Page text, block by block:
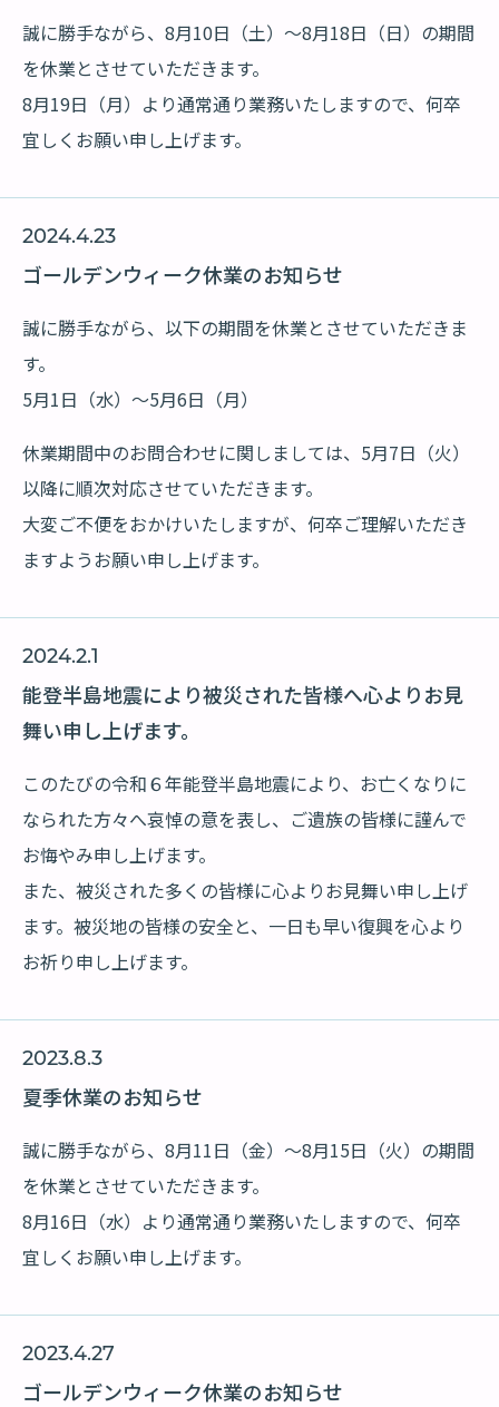
誠に勝手ながら、8月10日（土）～8月18日（日）の期間
を休業とさせていただきます。
8月19日（月）より通常通り業務いたしますので、何卒
宜しくお願い申し上げます。
ゴールデンウィーク休業のお知らせ
2024.4.23
誠に勝手ながら、以下の期間を休業とさせていただきま
す。
5月1日（水）～5月6日（月）
休業期間中のお問合わせに関しましては、5月7日（火）
以降に順次対応させていただきます。
大変ご不便をおかけいたしますが、何卒ご理解いただき
ますようお願い申し上げます。
能登半島地震により被災された皆様へ心よりお見
舞い申し上げます。
2024.2.1
このたびの令和６年能登半島地震により、お亡くなりに
なられた方々へ哀悼の意を表し、ご遺族の皆様に謹んで
お悔やみ申し上げます。
また、被災された多くの皆様に心よりお見舞い申し上げ
ます。被災地の皆様の安全と、一日も早い復興を心より
お祈り申し上げます。
夏季休業のお知らせ
2023.8.3
誠に勝手ながら、8月11日（金）～8月15日（火）の期間
を休業とさせていただきます。
8月16日（水）より通常通り業務いたしますので、何卒
宜しくお願い申し上げます。
ゴールデンウィーク休業のお知らせ
2023.4.27